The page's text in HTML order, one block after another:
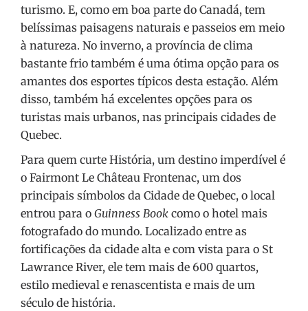
turismo. E, como em boa parte do Canadá, tem
belíssimas paisagens naturais e passeios em meio
à natureza. No inverno, a província de clima
bastante frio também é uma ótima opção para os
amantes dos esportes típicos desta estação. Além
disso, também há excelentes opções para os
turistas mais urbanos, nas principais cidades de
Quebec.
Para quem curte História, um destino imperdível é
o Fairmont Le Château Frontenac, um dos
principais símbolos da Cidade de Quebec, o local
entrou para o Guinness Book como o hotel mais
fotografado do mundo. Localizado entre as
fortificações da cidade alta e com vista para o St
Lawrance River, ele tem mais de 600 quartos,
estilo medieval e renascentista e mais de um
século de história.